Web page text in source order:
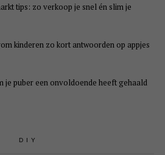
tips: zo verkoop je snel én slim je
kinderen zo kort antwoorden op appjes
je puber een onvoldoende heeft gehaald
DIY